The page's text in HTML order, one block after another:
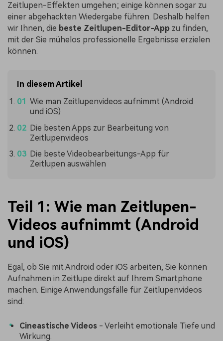
Zeitlupen-Effekten umgehen; einige können sogar zu
einer abgehackten Wiedergabe führen. Deshalb helfen
wir Ihnen, die beste Zeitlupen-Editor-App zu finden,
mit der Sie mühelos professionelle Ergebnisse erzielen
können.
In diesem Artikel
Wie man Zeitlupenvideos aufnimmt (Android
und iOS)
Die besten Apps zur Bearbeitung von
Zeitlupenvideos
Die beste Videobearbeitungs-App für
Zeitlupen auswählen
Teil 1: Wie man Zeitlupen-
Videos aufnimmt (Android
und iOS)
Egal, ob Sie mit Android oder iOS arbeiten, Sie können
Aufnahmen in Zeitlupe direkt auf Ihrem Smartphone
machen. Einige Anwendungsfälle für Zeitlupenvideos
sind:
Cineastische Videos - Verleiht emotionale Tiefe und
Wirkung.